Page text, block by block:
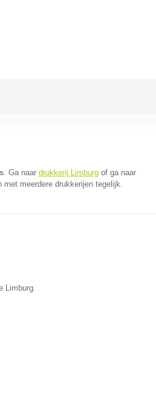
. Ga naar drukkerij Limburgof ga naar
meerdere drukkerijen tegelijk.
Limburg.